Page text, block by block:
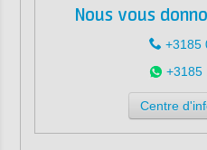
Nous vous
+3185
+3185
Centre